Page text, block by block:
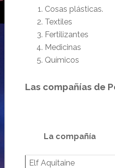
Cosas plásticas.
Textiles
Fertilizantes
Medicinas
Químicos
Las compañías de
La compañía
Elf Aquitaine